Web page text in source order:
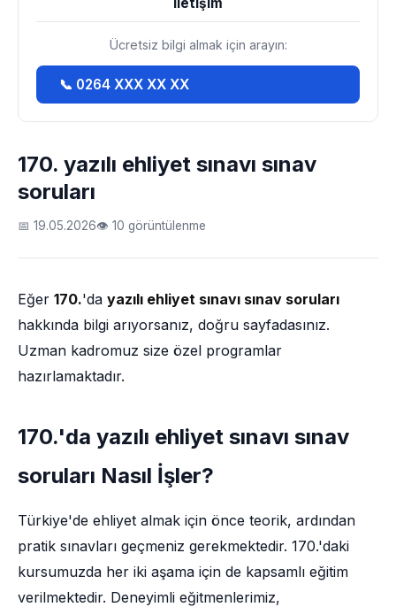
170. yazılı ehliyet sınavı sınav
soruları
📅 19.05.2026👁 10 görüntülenme
Eğer 170.'da yazılı ehliyet sınavı sınav soruları
hakkında bilgi arıyorsanız, doğru sayfadasınız.
Uzman kadromuz size özel programlar
hazırlamaktadır.
170.'da yazılı ehliyet sınavı sınav
soruları Nasıl İşler?
Türkiye'de ehliyet almak için önce teorik, ardından
pratik sınavları geçmeniz gerekmektedir. 170.'daki
kursumuzda her iki aşama için de kapsamlı eğitim
verilmektedir. Deneyimli eğitmenlerimiz,
Ücretsiz bilgi almak için arayın:
📞 0264 XXX XX XX